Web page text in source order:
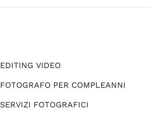
EDITING VIDEO
FOTOGRAFO PER COMPLEANNI
SERVIZI FOTOGRAFICI